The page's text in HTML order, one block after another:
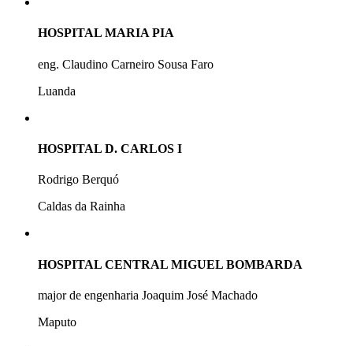
HOSPITAL MARIA PIA
eng. Claudino Carneiro Sousa Faro
Luanda
HOSPITAL D. CARLOS I
Rodrigo Berquó
Caldas da Rainha
HOSPITAL CENTRAL MIGUEL BOMBARDA
major de engenharia Joaquim José Machado
Maputo